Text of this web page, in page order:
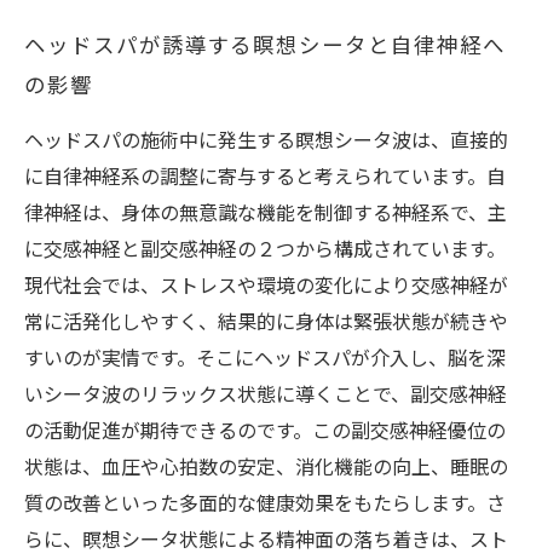
ヘッドスパが誘導する瞑想シータと自律神経へ
の影響
ヘッドスパの施術中に発生する瞑想シータ波は、直接的
に自律神経系の調整に寄与すると考えられています。自
律神経は、身体の無意識な機能を制御する神経系で、主
に交感神経と副交感神経の２つから構成されています。
現代社会では、ストレスや環境の変化により交感神経が
常に活発化しやすく、結果的に身体は緊張状態が続きや
すいのが実情です。そこにヘッドスパが介入し、脳を深
いシータ波のリラックス状態に導くことで、副交感神経
の活動促進が期待できるのです。この副交感神経優位の
状態は、血圧や心拍数の安定、消化機能の向上、睡眠の
質の改善といった多面的な健康効果をもたらします。さ
らに、瞑想シータ状態による精神面の落ち着きは、スト